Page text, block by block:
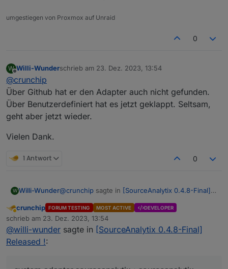
umgestiegen von Proxmox auf Unraid
0
W Willi-Wunderschrieb am 23. Dez. 2023, 13:54
zuletzt editiert von
@crunchip
Über Github hat er den Adapter auch nicht gefunden.
Über Benutzerdefiniert hat es jetzt geklappt. Seltsam,
geht aber jetzt wieder.
Vielen Dank.
1 Antwort 0
W Willi-Wunder@crunchip sagte in [SourceAnalytix 0.4.8-Final]
iob list adapters
Abwesend
crunchip FORUM TESTING MOST ACTIVE DEVELOPER
schrieb am 23. Dez. 2023, 13:54
zuletzt editiert von
@willi-wunder sagte in [SourceAnalytix 0.4.8-Final]
Released !: